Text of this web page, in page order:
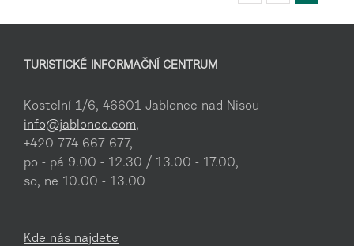
TURISTICKÉ INFORMAČNÍ CENTRUM
Kostelní 1/6, 46601 Jablonec nad Nisou
info@jablonec.com,
+420 774 667 677,
po - pá 9.00 - 12.30 / 13.00 - 17.00,
so, ne 10.00 - 13.00
Kde nás najdete